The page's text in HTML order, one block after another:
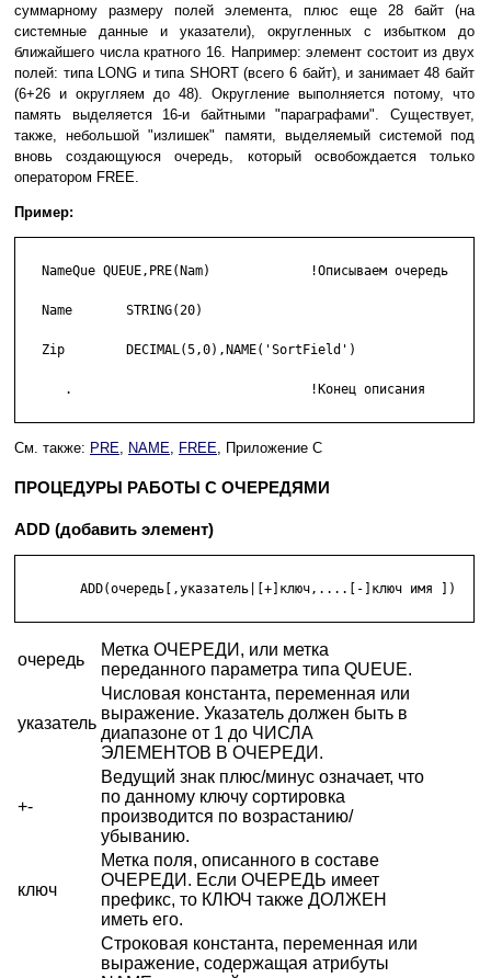
суммарному размеру полей элемента, плюс еще 28 байт (на
системные данные и указатели), округленных с избытком до
ближайшего числа кратного 16. Например: элемент состоит из двух
полей: типа LONG и типа SHORT (всего 6 байт), и занимает 48 байт
(6+26 и округляем до 48). Округление выполняется потому, что
память выделяется 16-и байтными "параграфами". Существует,
также, небольшой "излишек" памяти, выделяемый системой под
вновь создающуюся очередь, который освобождается только
оператором FREE.
Пример:
   NameQue QUEUE,PRE(Nam)             !Описываем очередь
   Name       STRING(20)
   Zip        DECIMAL(5,0),NAME('SortField')
      .                               !Конец описания
См. также: PRE, NAME, FREE, Приложение C
ПРОЦЕДУРЫ РАБОТЫ С ОЧЕРЕДЯМИ
ADD (добавить элемент)
        ADD(очередь[,указатель|[+]ключ,....[-]ключ имя ])
очередь
Метка ОЧЕРЕДИ, или метка
переданного параметра типа QUEUE.
указатель
Числовая константа, переменная или
выражение. Указатель должен быть в
диапазоне от 1 до ЧИСЛА
ЭЛЕМЕНТОВ В ОЧЕРЕДИ.
+-
Ведущий знак плюс/минус означает, что
по данному ключу сортировка
производится по возрастанию/
убыванию.
ключ
Метка поля, описанного в составе
ОЧЕРЕДИ. Если ОЧЕРЕДЬ имеет
префикс, то КЛЮЧ также ДОЛЖЕН
иметь его.
Строковая константа, переменная или
выражение, содержащая атрибуты